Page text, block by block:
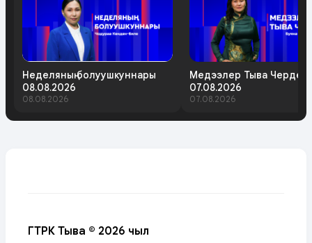
Неделяның болуушкуннары
08.08.2026
08.08.2026
Медээлер Тыва Черде
07.08.2026
07.08.2026
ГТРК Тыва © 2026 чыл